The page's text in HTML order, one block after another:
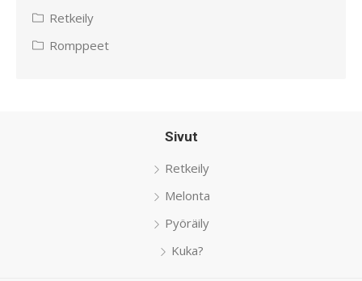
Retkeily
Romppeet
Sivut
Retkeily
Melonta
Pyöräily
Kuka?